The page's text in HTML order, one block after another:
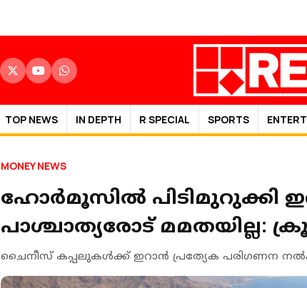
TOP NEWS IN DEPTH R SPECIAL SPORTS
MONEY NEWS
ഹോർമൂസില്‍ പിടിമുറുക്കി
പാശ്ചാത്യരോട് മമതയില്ല:
ചൈനീസ് കപ്പലുകൾക്ക് ഇറാൻ പ്രത്യേക പരിഗണന